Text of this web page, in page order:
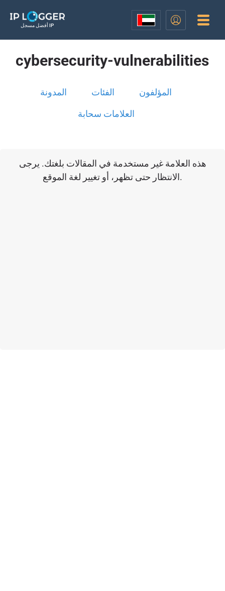
أفضل مسجل IP
cybersecurity-vulnerabilities
المدونة الفئات المؤلفون
العلامات سحابة